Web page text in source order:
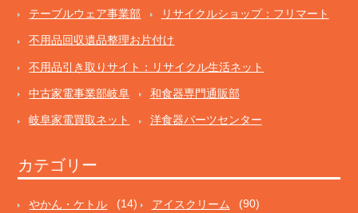
テーブルウェア事業部 リサイクルショップ：フリマート
不用品回収遺品整理お片付け
不用品引き取りサイト：リサイクル生活ネット
中古家電事業部岐阜 和食器専門通販部
岐阜家電買取ネット 洋食器パーツセンター
カテゴリー
やかん・ケトル (14) アイスクリーム (90)